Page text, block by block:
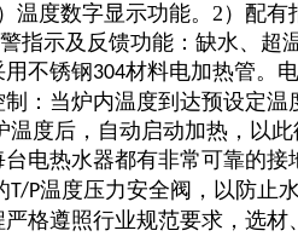
温度数字显示功能。2）配
指示及反馈功能：缺水、超
不锈钢304材料电加热管。
：当炉内温度到达预设定
温度后，自动启动加热，以
台电热水器都有非常可靠的
T/P温度压力安全阀，以防止
格遵照行业规范要求，选